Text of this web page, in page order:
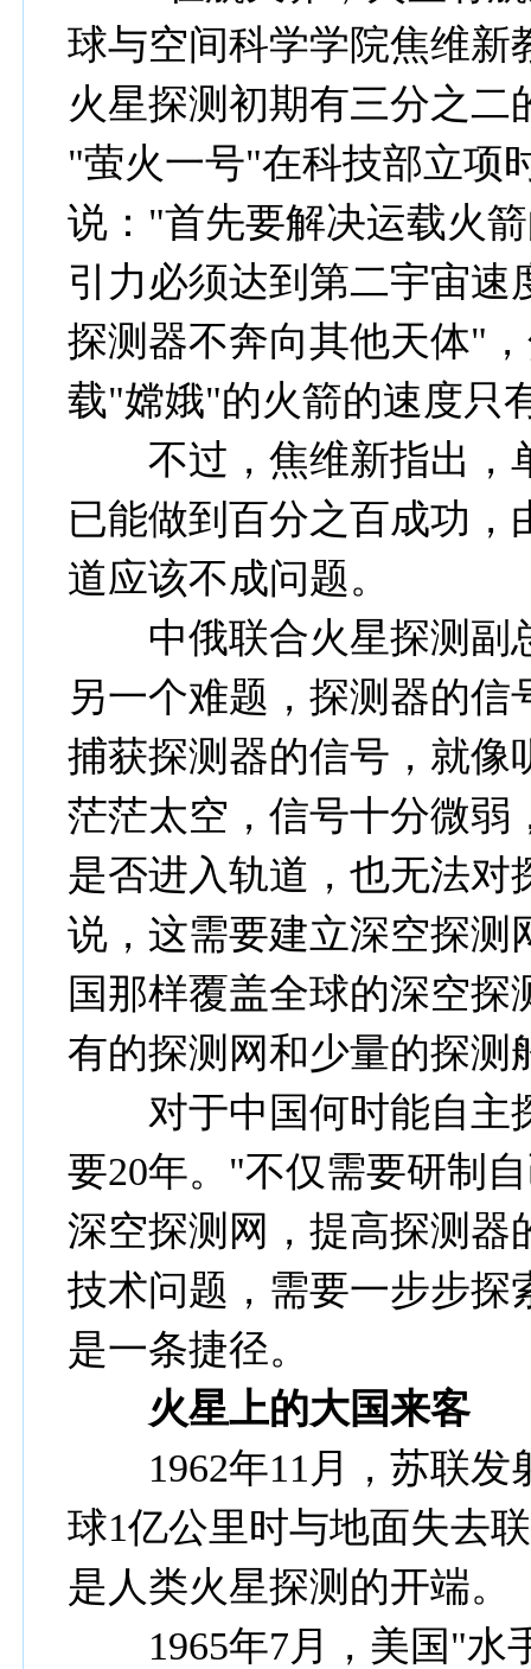
球与空间科学学院焦维新
火星探测初期有三分之
"萤火一号"在科技部立项
说："首先要解决运载火
引力必须达到第二宇宙速
探测器不奔向其他天体"
载"嫦娥"的火箭的速度只
不过，焦维新指出，
已能做到百分之百成功
道应该不成问题。
中俄联合火星探测副
另一个难题，探测器的
捕获探测器的信号，就像
茫茫太空，信号十分微弱
是否进入轨道，也无法
说，这需要建立深空探测
国那样覆盖全球的深空
有的探测网和少量的探测
对于中国何时能自主
要20年。"不仅需要研制
深空探测网，提高探测器
技术问题，需要一步步探
是一条捷径。
火星上的大国来客
1962年11月，苏联发
球1亿公里时与地面失去
是人类火星探测的开端。
1965年7月，美国"水